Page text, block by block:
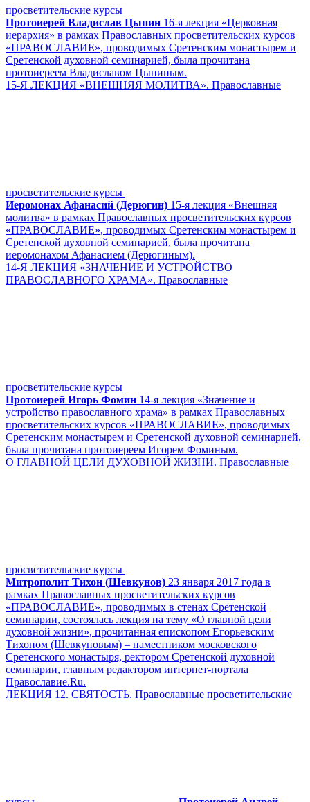
просветительские курсы
Протоиерей Владислав Цыпин 16-я лекция «Церковная
иерархия» в рамках Православных просветительских курсов
«ПРАВОСЛАВИЕ», проводимых Сретенским монастырем и
Сретенской духовной семинарией, была прочитана
протоиереем Владиславом Цыпиным.
15-Я ЛЕКЦИЯ «ВНЕШНЯЯ МОЛИТВА». Православные
просветительские курсы
Иеромонах Афанасий (Дерюгин) 15-я лекция «Внешняя
молитва» в рамках Православных просветительских курсов
«ПРАВОСЛАВИЕ», проводимых Сретенским монастырем и
Сретенской духовной семинарией, была прочитана
иеромонахом Афанасием (Дерюгиным).
14-Я ЛЕКЦИЯ «ЗНАЧЕНИЕ И УСТРОЙСТВО
ПРАВОСЛАВНОГО ХРАМА». Православные
просветительские курсы
Протоиерей Игорь Фомин 14-я лекция «Значение и
устройство православного храма» в рамках Православных
просветительских курсов «ПРАВОСЛАВИЕ», проводимых
Сретенским монастырем и Сретенской духовной семинарией,
была прочитана протоиереем Игорем Фоминым.
О ГЛАВНОЙ ЦЕЛИ ДУХОВНОЙ ЖИЗНИ. Православные
просветительские курсы
Митрополит Тихон (Шевкунов) 23 января 2017 года в
рамках Православных просветительских курсов
«ПРАВОСЛАВИЕ», проводимых в стенах Сретенской
семинарии, состоялась лекция на тему «О главной цели
духовной жизни», прочитанная епископом Егорьевским
Тихоном (Шевкуновым) – наместником московского
Сретенского монастыря, ректором Сретенской духовной
семинарии, главным редактором интернет-портала
Православие.Ru.
ЛЕКЦИЯ 12. СВЯТОСТЬ. Православные просветительские